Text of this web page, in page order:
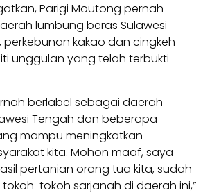
Parigi Moutong pernah
lumbung beras Sulawesi
perkebunan kakao dan cingkeh
unggulan yang telah terbukti
berlabel sebagai daerah
Tengah dan beberapa
mampu meningkatkan
kita. Mohon maaf, saya
pertanian orang tua kita, sudah
tokoh sarjanah di daerah ini,”